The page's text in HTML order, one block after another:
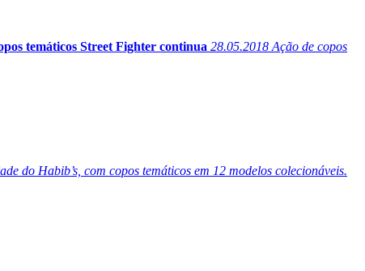
temáticos Street Fighter continua 28.05.2018 Ação de copos
do Habib’s, com copos temáticos em 12 modelos colecionáveis.